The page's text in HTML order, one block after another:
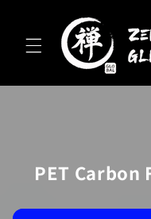
content
PET